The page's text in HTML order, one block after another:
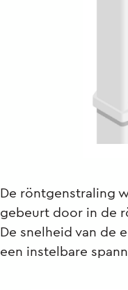
De röntgenstraling
gebeurt door in de
De snelheid van de
een instelbare